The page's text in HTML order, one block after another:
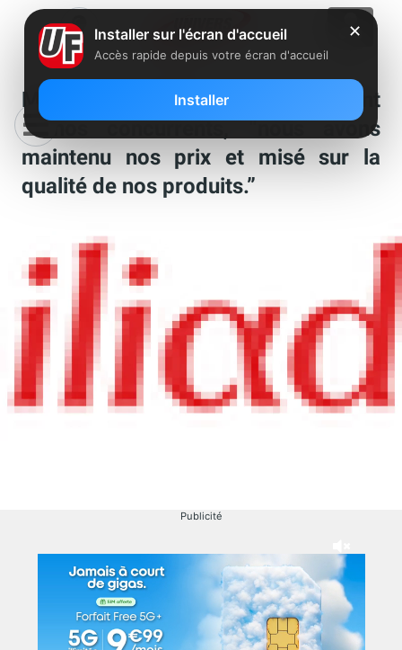
Maxime Lombardini : contrairement
à nos concurrents, “nous avons
maintenu nos prix et misé sur la
qualité de nos produits.”
Publicité
✕
Installer sur l'écran d'accueil
Accès rapide depuis votre écran d'accueil
Installer